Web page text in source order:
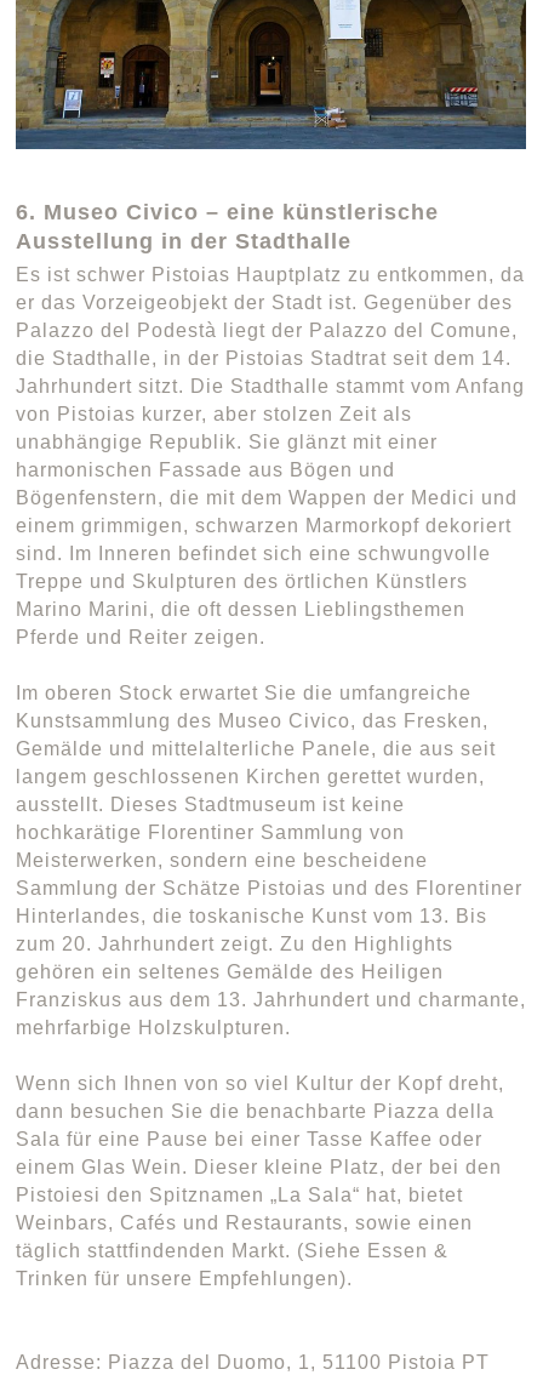
6. Museo Civico – eine künstlerische
Ausstellung in der Stadthalle
Es ist schwer Pistoias Hauptplatz zu entkommen, da
er das Vorzeigeobjekt der Stadt ist. Gegenüber des
Palazzo del Podestà liegt der Palazzo del Comune,
die Stadthalle, in der Pistoias Stadtrat seit dem 14.
Jahrhundert sitzt. Die Stadthalle stammt vom Anfang
von Pistoias kurzer, aber stolzen Zeit als
unabhängige Republik. Sie glänzt mit einer
harmonischen Fassade aus Bögen und
Bögenfenstern, die mit dem Wappen der Medici und
einem grimmigen, schwarzen Marmorkopf dekoriert
sind. Im Inneren befindet sich eine schwungvolle
Treppe und Skulpturen des örtlichen Künstlers
Marino Marini, die oft dessen Lieblingsthemen
Pferde und Reiter zeigen.
Im oberen Stock erwartet Sie die umfangreiche
Kunstsammlung des Museo Civico, das Fresken,
Gemälde und mittelalterliche Panele, die aus seit
langem geschlossenen Kirchen gerettet wurden,
ausstellt. Dieses Stadtmuseum ist keine
hochkarätige Florentiner Sammlung von
Meisterwerken, sondern eine bescheidene
Sammlung der Schätze Pistoias und des Florentiner
Hinterlandes, die toskanische Kunst vom 13. Bis
zum 20. Jahrhundert zeigt. Zu den Highlights
gehören ein seltenes Gemälde des Heiligen
Franziskus aus dem 13. Jahrhundert und charmante,
mehrfarbige Holzskulpturen.
Wenn sich Ihnen von so viel Kultur der Kopf dreht,
dann besuchen Sie die benachbarte Piazza della
Sala für eine Pause bei einer Tasse Kaffee oder
einem Glas Wein. Dieser kleine Platz, der bei den
Pistoiesi den Spitznamen „La Sala“ hat, bietet
Weinbars, Cafés und Restaurants, sowie einen
täglich stattfindenden Markt. (Siehe Essen &
Trinken für unsere Empfehlungen).
Adresse: Piazza del Duomo, 1, 51100 Pistoia PT